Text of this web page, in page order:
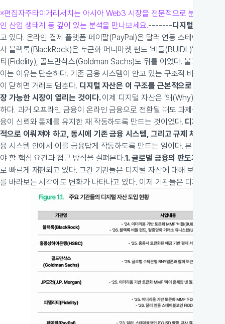
※편집자주타이거리서치는 아시아 Web3 시장을 전문적으로 분석하는
인 산업 생태계 등 깊이 있는 분석을 만나보세요.-------디지털 자산, 이
고 있다. 온라인 결제 플랫폼 페이팔(PayPal)은 달러 연동 스테이블코
사 블랙록(BlackRock)은 토큰화 머니마켓 펀드 ‘비들(BUIDL)’을 출
티(Fidelity), 골드만삭스(Goldman Sachs)도 뒤를 이었다. 불과 2~3년
이는 이유는 단순하다. 기존 금융 시스템이 안고 있는 구조적 비효율 때
이 닫히면 거래도 멈춘다. 디지털 자산은 이 구조를 근본적으로 바꾼다.
장 가능한 시장이 열리는 것이다.이제 디지털 자산은 ‘왜(Why)’의 문제
하다. 과거 오프라인 금융이 온라인 금융으로 전환될 때도 과제는 인터
융이 신뢰와 통제를 유지한 채 작동하도록 만드는 것이었다. 디지털 자산
적으로 이뤄져야 하고, 동시에 기존 금융 시스템, 그리고 규제 체계와 유
융 시스템 안에서 이를 금융답게 작동하도록 만드는 일이다. 본 리포트
야 할 핵심 요건과 접근 방식을 살펴본다.1. 글로벌 금융의 판도가 바뀌고
로 빠르게 재편되고 있다. 그간 기관들은 디지털 자산에 대해 보수적인
를 바라보는 시각에도 변화가 나타나고 있다. 이제 기관들은 디지털 자